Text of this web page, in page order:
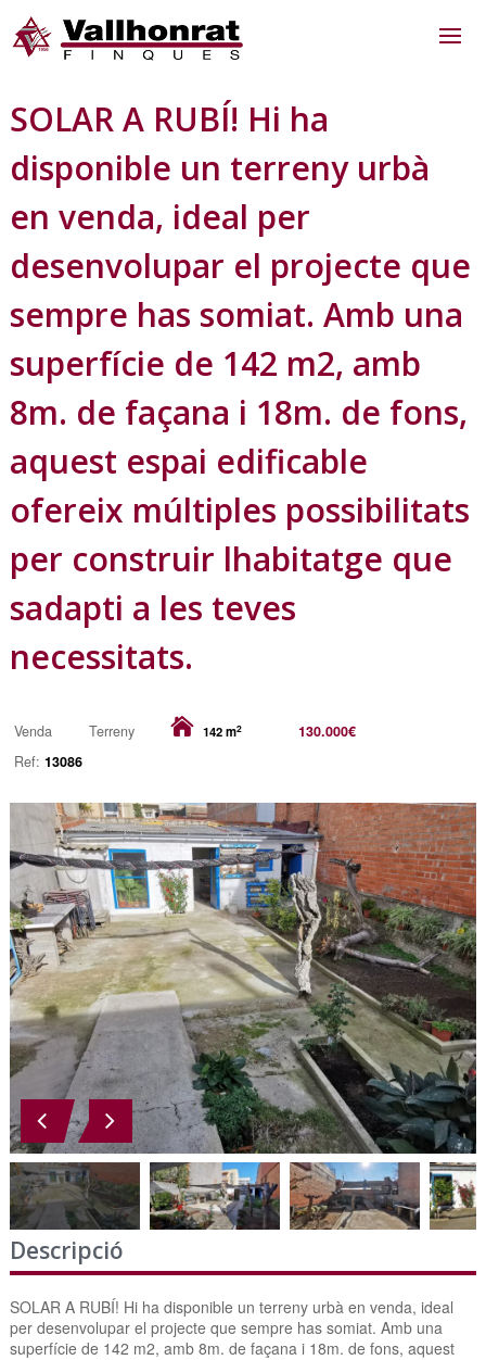
SOLAR A RUBÍ! Hi ha
disponible un terreny urbà
en venda, ideal per
desenvolupar el projecte que
sempre has somiat. Amb una
superfície de 142 m2, amb
8m. de façana i 18m. de fons,
aquest espai edificable
ofereix múltiples possibilitats
per construir lhabitatge que
sadapti a les teves
necessitats.
Venda Terreny 142 m2
130.000€
Ref: 13086
Descripció
SOLAR A RUBÍ! Hi ha disponible un terreny urbà en venda, ideal
per desenvolupar el projecte que sempre has somiat. Amb una
superfície de 142 m2, amb 8m. de façana i 18m. de fons, aquest